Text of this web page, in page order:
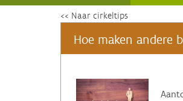
<< Naar cirkeltips
Hoe maken andere